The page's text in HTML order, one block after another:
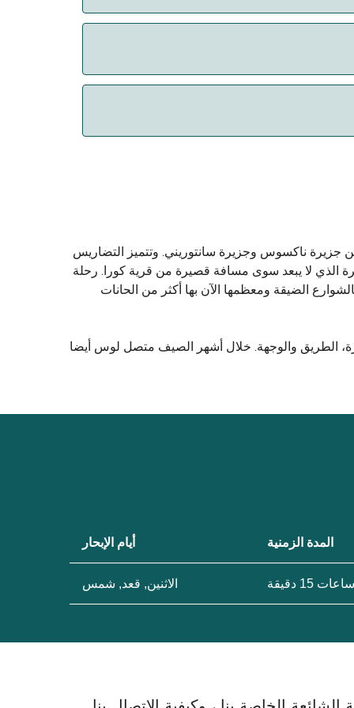
جزيرة ناكسوس وجزيرة سانتوريني. وتتميز التضاريس
الذي لا يبعد سوى مسافة قصيرة من قرية كورا. رحلة
على طول مسار حمار حاد، ويستغرق حوالي 15 دقيقة. وتتميز القرية بالشوارع الضيقة ومعظمها الآن بها أكثر من الحانات
4 ساعات ونصف و 8 ساعات، وهذا يعتمد على نوع العبارة، الطريق والوجهة. خلال أشهر الصيف متصل لوس أيضا
المدة الزمنية أيام الإبحار
الاثنين, قعد, شمس